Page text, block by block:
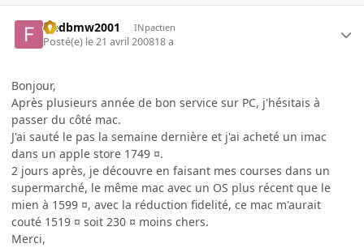
fredbmw2001 INpactien
Posté(e) le 21 avril 200818 a
Bonjour,
Après plusieurs année de bon service sur PC, j'hésitais à
passer du côté mac.
J'ai sauté le pas la semaine dernière et j'ai acheté un imac
dans un apple store 1749 ¤.
2 jours après, je découvre en faisant mes courses dans un
supermarché, le même mac avec un OS plus récent que le
mien à 1599 ¤, avec la réduction fidelité, ce mac m'aurait
couté 1519 ¤ soit 230 ¤ moins chers.
Merci,